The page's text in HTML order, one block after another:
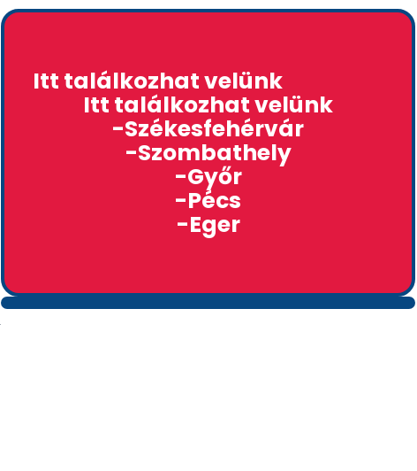
Itt találkozhat velünk
Itt találkozhat velünk
-Székesfehérvár
-Szombathely
-Győr
-Pécs
-Eger